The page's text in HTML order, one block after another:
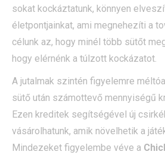
sokat kockáztatunk, könnyen
életpontjainkat, ami megnehezíti a
célunk az, hogy minél több sütőt
hogy elérnénk a túlzott kockázatot.
A jutalmak szintén figyelemre
sütő után számottevő mennyiségű
Ezen kreditek segítségével új
vásárolhatunk, amik növelhetik a
Mindezeket figyelembe véve a